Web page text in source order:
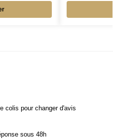
colis pour changer d'avis
sous 48h